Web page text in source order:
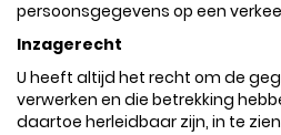
persoonsgegevens op een
Inzagerecht
U heeft altijd het recht om de
verwerken en die betrekking
daartoe herleidbaar zijn, in te